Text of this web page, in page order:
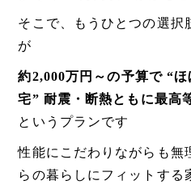
そこで、もうひとつの選択
が
約2,000万円～の予算で “
宅” 耐震・断熱ともに最高
というプランです
性能にこだわりながらも無
らの暮らしにフィットする